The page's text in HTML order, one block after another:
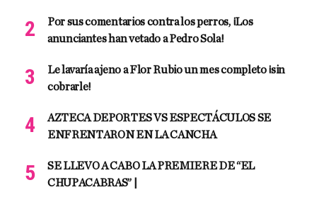
Por sus comentarios contra los perros, ¡Los
anunciantes han vetado a Pedro Sola!
Le lavaría ajeno a Flor Rubio un mes completo ¡sin
cobrarle!
AZTECA DEPORTES VS ESPECTÁCULOS SE
ENFRENTARON EN LA CANCHA
SE LLEVO A CABO LA PREMIERE DE “EL
CHUPACABRAS” |